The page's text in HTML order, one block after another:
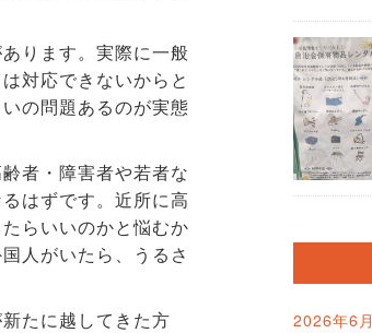
ります。実際に一般
対応できないからと
の問題あるのが実態
者・障害者や若者な
はずです。近所に高
らいいのかと悩むか
人がいたら、うるさ
たに越してきた方
2026年6月